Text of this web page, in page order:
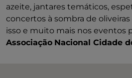
azeite, jantares temáticos,
concertos à sombra de
isso e muito mais nos eventos
Associação Nacional Cidade